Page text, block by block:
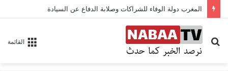
المغرب دولة الوفاء للشراكات وصلابة الدفاع عن السيادة
القائمة
بحث
عن